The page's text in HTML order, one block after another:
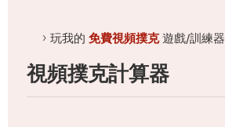
玩我的 免費視頻撲克遊戲/訓練器
視頻撲克計算器